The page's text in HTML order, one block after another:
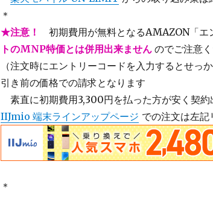
＊
★注意！
初期費用が無料となるAMAZON「エ
トのMNP特価とは併用出来ません のでご注意く
（注文時にエントリーコードを入力するとせっ
引き前の価格での請求となります
素直に初期費用3,300円を払った方が安く契約
IIJmio 端末ラインアップページ での注文は左記
＊